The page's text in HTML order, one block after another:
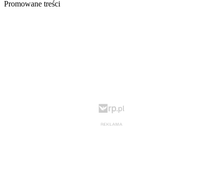
Promowane treści